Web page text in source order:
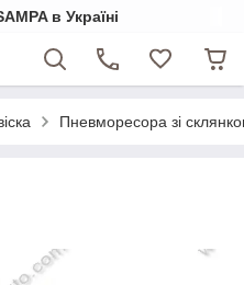
в Україні
Пневморесора зі